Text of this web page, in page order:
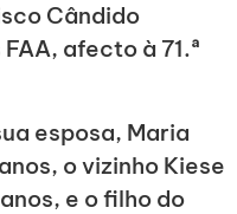
Cândido
afecto à 71.ª
esposa, Maria
o vizinho Kiese
e o filho do